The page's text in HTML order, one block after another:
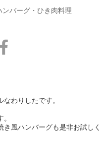
ンバーグ・ひき肉料理
わりしたです。
風ハンバーグも是非お試しく